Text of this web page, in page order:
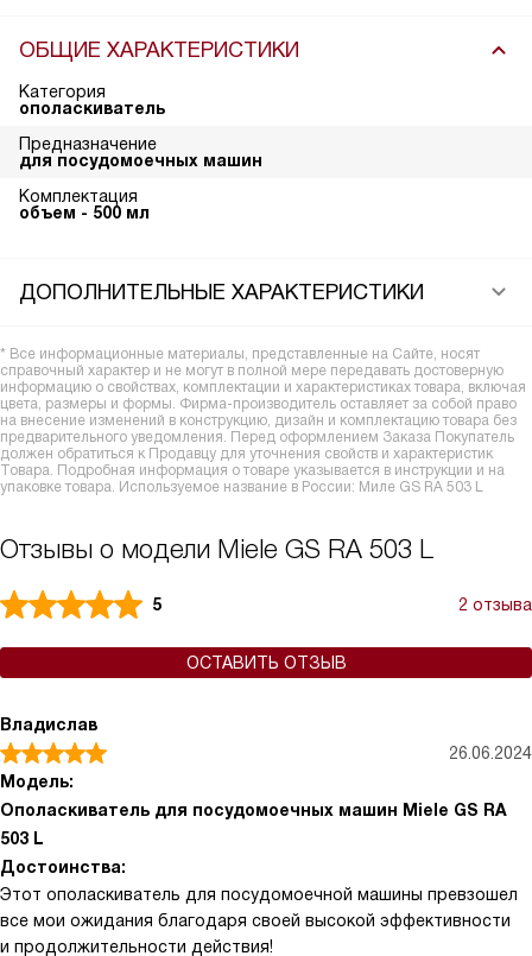
ОБЩИЕ ХАРАКТЕРИСТИКИ
Категория
ополаскиватель
Предназначение
для посудомоечных машин
Комплектация
объем - 500 мл
ДОПОЛНИТЕЛЬНЫЕ ХАРАКТЕРИСТИКИ
* Все информационные материалы, представленные на Сайте, носят
справочный характер и не могут в полной мере передавать достоверную
информацию о свойствах, комплектации и характеристиках товара, включая
цвета, размеры и формы. Фирма-производитель оставляет за собой право
на внесение изменений в конструкцию, дизайн и комплектацию товара без
предварительного уведомления. Перед оформлением Заказа Покупатель
должен обратиться к Продавцу для уточнения свойств и характеристик
Товара. Подробная информация о товаре указывается в инструкции и на
упаковке товара. Используемое название в России: Миле GS RA 503 L
Отзывы о модели Miele GS RA 503 L
5 2 отзыва
ОСТАВИТЬ ОТЗЫВ
Владислав
26.06.2024
Модель:
Ополаскиватель для посудомоечных машин Miele GS RA
503 L
Достоинства:
Этот ополаскиватель для посудомоечной машины превзошел
все мои ожидания благодаря своей высокой эффективности
и продолжительности действия!